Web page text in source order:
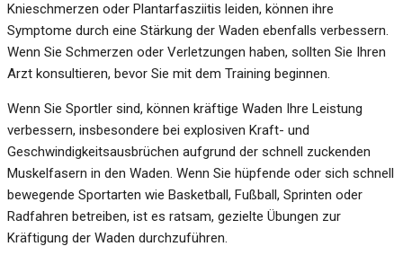
Knieschmerzen oder Plantarfasziitis leiden, können ihre
Symptome durch eine Stärkung der Waden ebenfalls verbessern.
Wenn Sie Schmerzen oder Verletzungen haben, sollten Sie Ihren
Arzt konsultieren, bevor Sie mit dem Training beginnen.
Wenn Sie Sportler sind, können kräftige Waden Ihre Leistung
verbessern, insbesondere bei explosiven Kraft- und
Geschwindigkeitsausbrüchen aufgrund der schnell zuckenden
Muskelfasern in den Waden. Wenn Sie hüpfende oder sich schnell
bewegende Sportarten wie Basketball, Fußball, Sprinten oder
Radfahren betreiben, ist es ratsam, gezielte Übungen zur
Kräftigung der Waden durchzuführen.